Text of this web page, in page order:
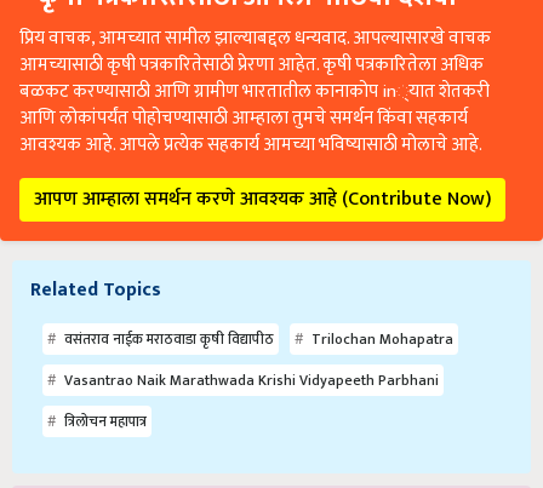
प्रिय वाचक, आमच्यात सामील झाल्याबद्दल धन्यवाद. आपल्यासारखे वाचक
आमच्यासाठी कृषी पत्रकारितेसाठी प्रेरणा आहेत. कृषी पत्रकारितेला अधिक
बळकट करण्यासाठी आणि ग्रामीण भारतातील कानाकोप in्यात शेतकरी
आणि लोकांपर्यंत पोहोचण्यासाठी आम्हाला तुमचे समर्थन किंवा सहकार्य
आवश्यक आहे. आपले प्रत्येक सहकार्य आमच्या भविष्यासाठी मोलाचे आहे.
आपण आम्हाला समर्थन करणे आवश्यक आहे (Contribute Now)
Related Topics
वसंतराव नाईक मराठवाडा कृषी विद्यापीठ
Trilochan Mohapatra
Vasantrao Naik Marathwada Krishi Vidyapeeth Parbhani
त्रिलोचन महापात्र